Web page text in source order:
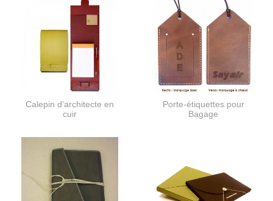
Calepin d'architecte en
cuir
Porte-étiquettes pour
Bagage